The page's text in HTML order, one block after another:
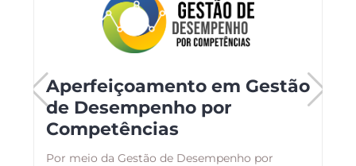
Aperfeiçoamento em Gestão
de Desempenho por
Competências
Por meio da Gestão de Desempenho por